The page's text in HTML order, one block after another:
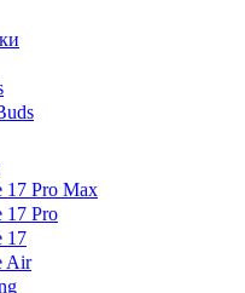
17 Pro Max
17 Pro
17
Air